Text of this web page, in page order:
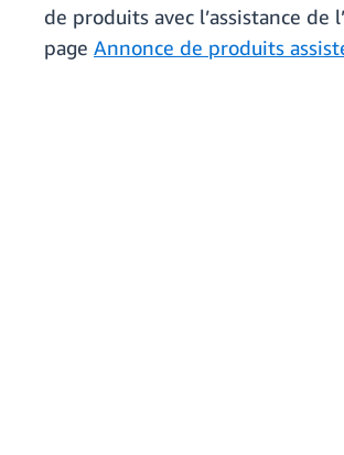
de produits avec l’assistance de
page Annonce de produits